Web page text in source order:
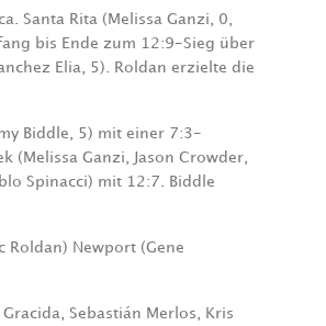
Santa Rita (Melissa Ganzi, 0,
bis Ende zum 12:9-Sieg über
Elia, 5). Roldan erzielte die
Biddle, 5) mit einer 7:3-
(Melissa Ganzi, Jason Crowder,
Spinacci) mit 12:7. Biddle
Roldan) Newport (Gene
Sebastián Merlos, Kris